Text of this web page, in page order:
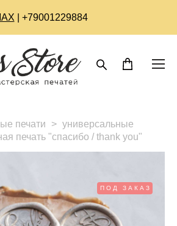
| +79001229884
печати > универсальные
печать "спасибо / thank you"
ПОД ЗАКАЗ